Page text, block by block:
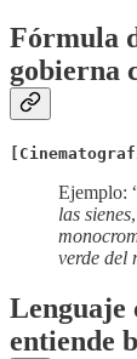
Fórmula
gobierna
Ejemplo:
las sienes
verde del
Lenguaje
entiende